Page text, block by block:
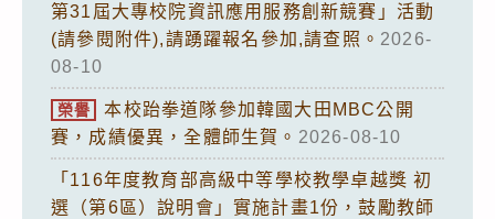
第31屆大專校院資訊應用服務創新競賽」活動
(請參閱附件),請踴躍報名參加,請查照。 2026-
08-10
榮譽
本校跆拳道隊參加韓國大田MBC公開
賽，成績優異，全體師生賀。 2026-08-10
「116年度教育部高級中等學校教學卓越獎 初
選（第6區）說明會」實施計畫1份，鼓勵教師